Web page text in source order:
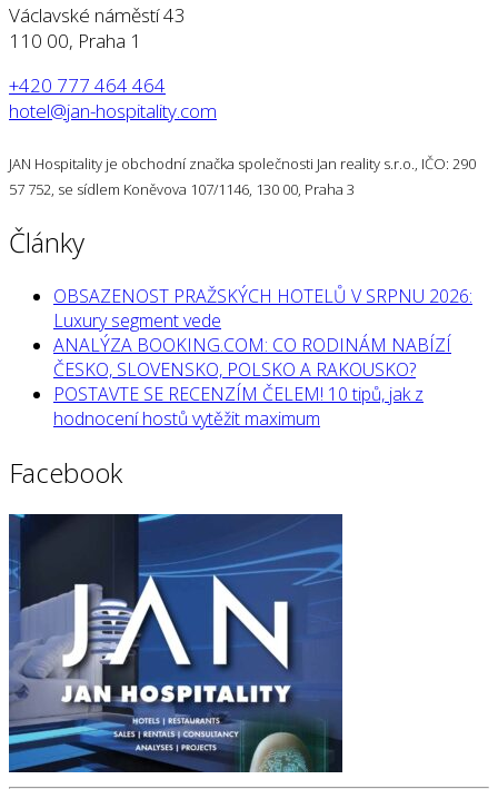
Václavské náměstí 43
110 00, Praha 1
+420 777 464 464
hotel@jan-hospitality.com
JAN Hospitality je obchodní značka společnosti Jan reality s.r.o., IČO: 290
57 752, se sídlem Koněvova 107/1146, 130 00, Praha 3
Články
OBSAZENOST PRAŽSKÝCH HOTELŮ V SRPNU 2026:
Luxury segment vede
ANALÝZA BOOKING.COM: CO RODINÁM NABÍZÍ
ČESKO, SLOVENSKO, POLSKO A RAKOUSKO?
POSTAVTE SE RECENZÍM ČELEM! 10 tipů, jak z
hodnocení hostů vytěžit maximum
Facebook